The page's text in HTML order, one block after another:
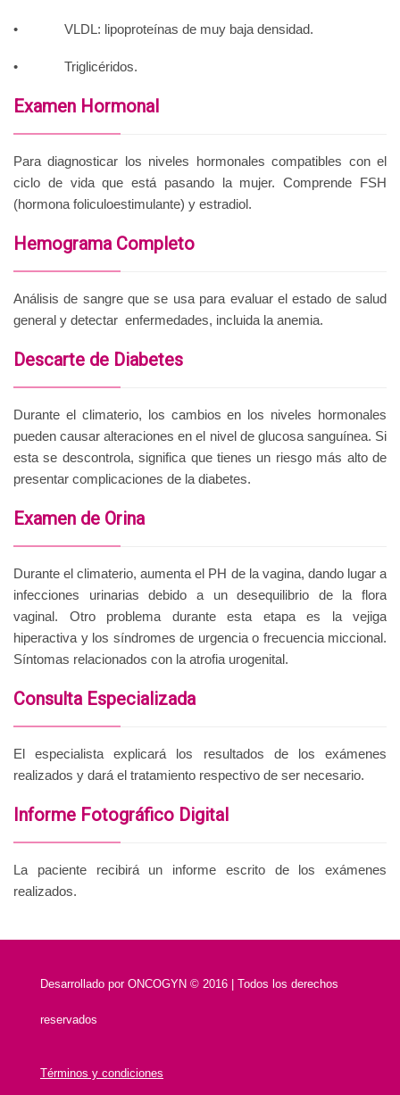
• VLDL: lipoproteínas de muy baja densidad.
• Triglicéridos.
Examen Hormonal
Para diagnosticar los niveles hormonales compatibles con el
ciclo de vida que está pasando la mujer. Comprende FSH
(hormona foliculoestimulante) y estradiol.
Hemograma Completo
Análisis de sangre que se usa para evaluar el estado de salud
general y detectar enfermedades, incluida la anemia.
Descarte de Diabetes
Durante el climaterio, los cambios en los niveles hormonales
pueden causar alteraciones en el nivel de glucosa sanguínea. Si
esta se descontrola, significa que tienes un riesgo más alto de
presentar complicaciones de la diabetes.
Examen de Orina
Durante el climaterio, aumenta el PH de la vagina, dando lugar a
infecciones urinarias debido a un desequilibrio de la flora
vaginal. Otro problema durante esta etapa es la vejiga
hiperactiva y los síndromes de urgencia o frecuencia miccional.
Síntomas relacionados con la atrofia urogenital.
Consulta Especializada
El especialista explicará los resultados de los exámenes
realizados y dará el tratamiento respectivo de ser necesario.
Informe Fotográfico Digital
La paciente recibirá un informe escrito de los exámenes
realizados.
Desarrollado por ONCOGYN © 2016 | Todos los derechos
reservados
Términos y condiciones